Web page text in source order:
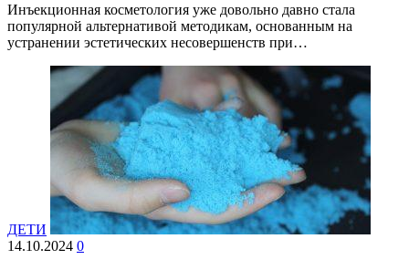
Инъекционная косметология уже довольно давно стала
популярной альтернативой методикам, основанным на
устранении эстетических несовершенств при…
ДЕТИ
14.10.2024 0